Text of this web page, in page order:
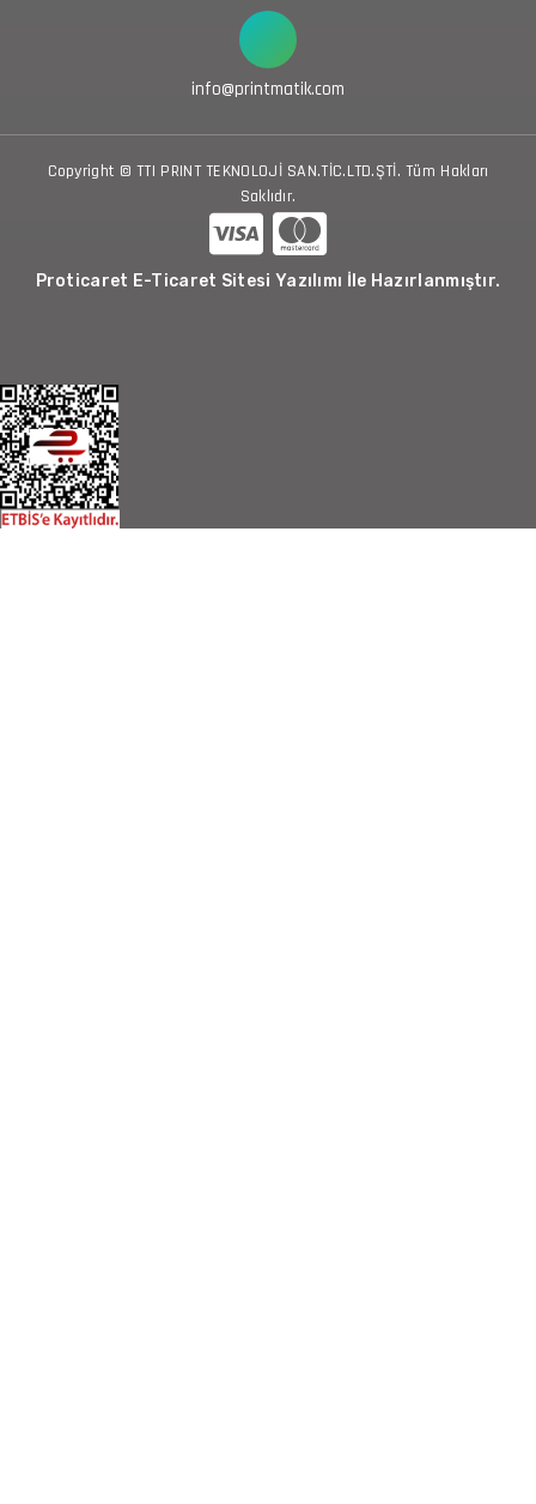
info@printmatik.com
Copyright © TTI PRINT TEKNOLOJİ SAN.TİC.LTD.ŞTİ. Tüm Hakları
Saklıdır.
Proticaret E-Ticaret Sitesi Yazılımı İle Hazırlanmıştır.